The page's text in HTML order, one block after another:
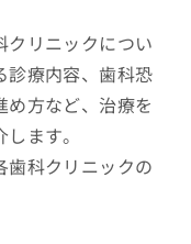
クリニックについ
診療内容、歯科恐
方など、治療を
ます。
歯科クリニックの